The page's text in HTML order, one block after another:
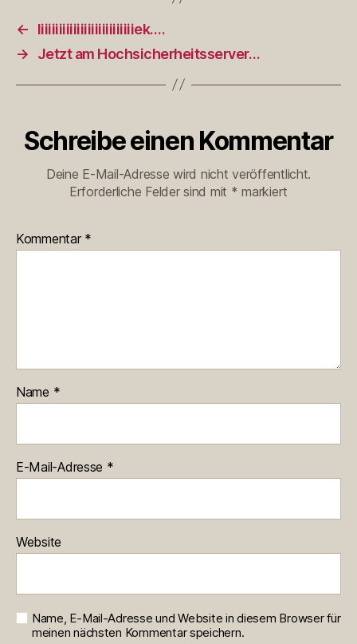
←
Iiiiiiiiiiiiiiiiiiiiiiiiiiiek….
→
Jetzt am Hochsicherheitsserver…
Schreibe einen Kommentar
Deine E-Mail-Adresse wird nicht veröffentlicht.
Erforderliche Felder sind mit * markiert
Kommentar *
Name *
E-Mail-Adresse *
Website
Name, E-Mail-Adresse und Website in diesem Browser für
meinen nächsten Kommentar speichern.